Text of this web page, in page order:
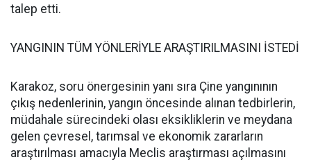
talep etti.
YANGININ TÜM YÖNLERİYLE ARAŞTIRILMASINI İSTEDİ
Karakoz, soru önergesinin yanı sıra Çine yangınının
çıkış nedenlerinin, yangın öncesinde alınan tedbirlerin,
müdahale sürecindeki olası eksikliklerin ve meydana
gelen çevresel, tarımsal ve ekonomik zararların
araştırılması amacıyla Meclis araştırması açılmasını